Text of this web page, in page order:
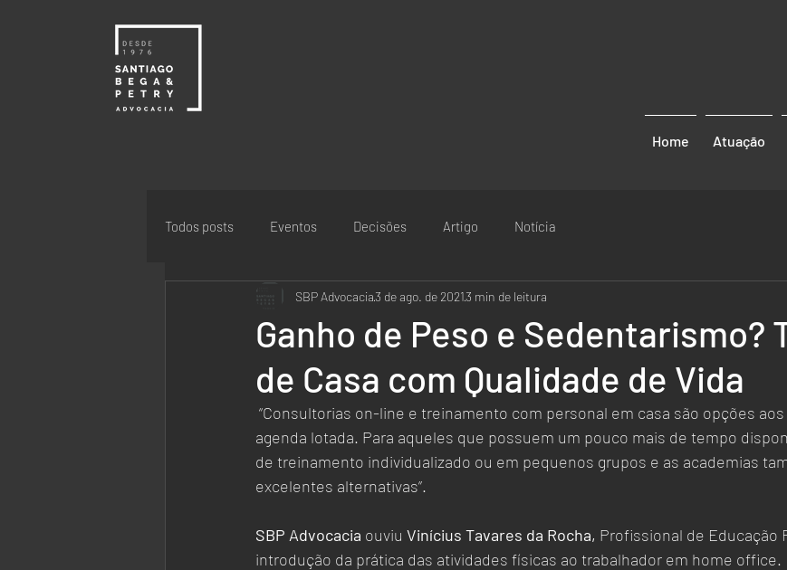
Home Atuação
Todos posts Eventos Decisões Artigo Notícia
Ganho de Peso e Sedentarismo?
de Casa com Qualidade de Vida
SBP Advocacia3 de ago. de 20213 min de leitura
agenda lotada. Para aqueles que possuem um pouco mais de tempo
de treinamento individualizado ou em pequenos grupos e as academias
excelentes alternativas”.
SBP Advocacia ouviu Vinícius Tavares da Rocha, Profissional de Educação
introdução da prática das atividades físicas ao trabalhador em home office.